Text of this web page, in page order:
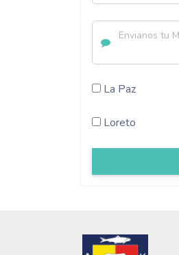
La Paz
Loreto